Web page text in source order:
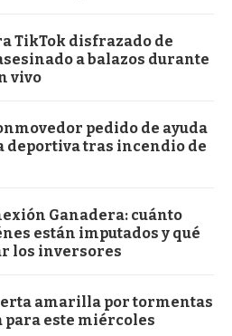
TikTok disfrazado de
a balazos durante
vivo
pedido de ayuda
deportiva tras incendio de
Ganadera: cuánto
están imputados y qué
los inversores
amarilla por tormentas
para este miércoles